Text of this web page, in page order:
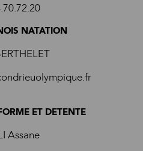
NATATION
ET DETENTE
Assane